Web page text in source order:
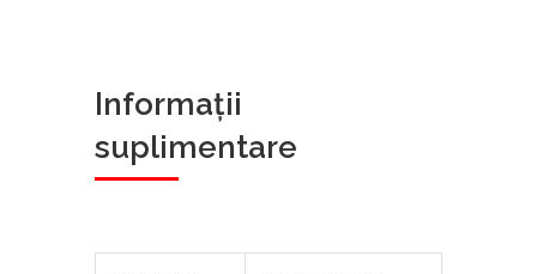
Informații
suplimentare